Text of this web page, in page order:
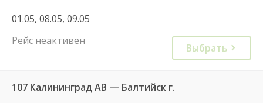
01.05, 08.05, 09.05
Рейс неактивен
Выбрать
107 Калининград АВ — Балтийск г.